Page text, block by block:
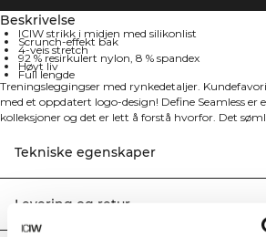
Beskrivelse
ICIW strikk i midjen med silikonlist
Scrunch-effekt bak
4-veis stretch
92 % resirkulert nylon, 8 % spandex
Høyt liv
Full lengde
Treningsleggingser med rynkedetaljer.
med et oppdatert logo-design! Define Seamless
kolleksjoner og det er lett å forstå hvorfor. Det
Tights, sports-BH-er og topper i ulike trendy farger
ypperlige treningsklær til mange ulike typer
silikonlist. Scrunch-effekt bak. 4-veis stretch. Høyt
Tekniske egenskaper
Levering og retur